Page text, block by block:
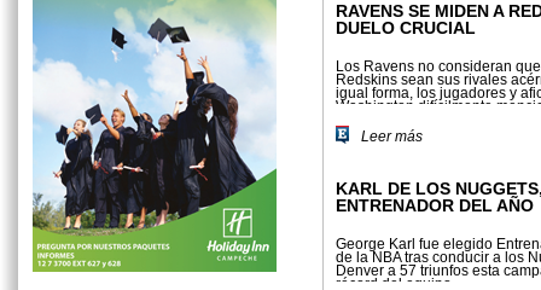
RAVENS SE MIDEN A
DUELO CRUCIAL
Los Ravens no consideran
Redskins sean sus rivales
igual forma, los jugadores y
Washington difícilmente
Leer más
KARL DE LOS
ENTRENADOR DEL AÑO
George Karl fue elegido
de la NBA tras conducir a los
Denver a 57 triunfos esta
récord del equipo